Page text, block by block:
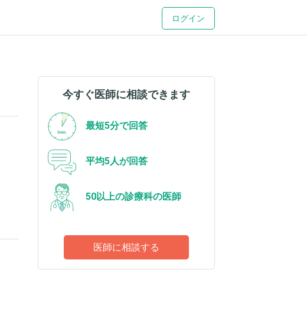
ログイン
今すぐ医師に相談できます
最短5分で回答
平均5人が回答
50以上の診療科の医師
医師に相談する